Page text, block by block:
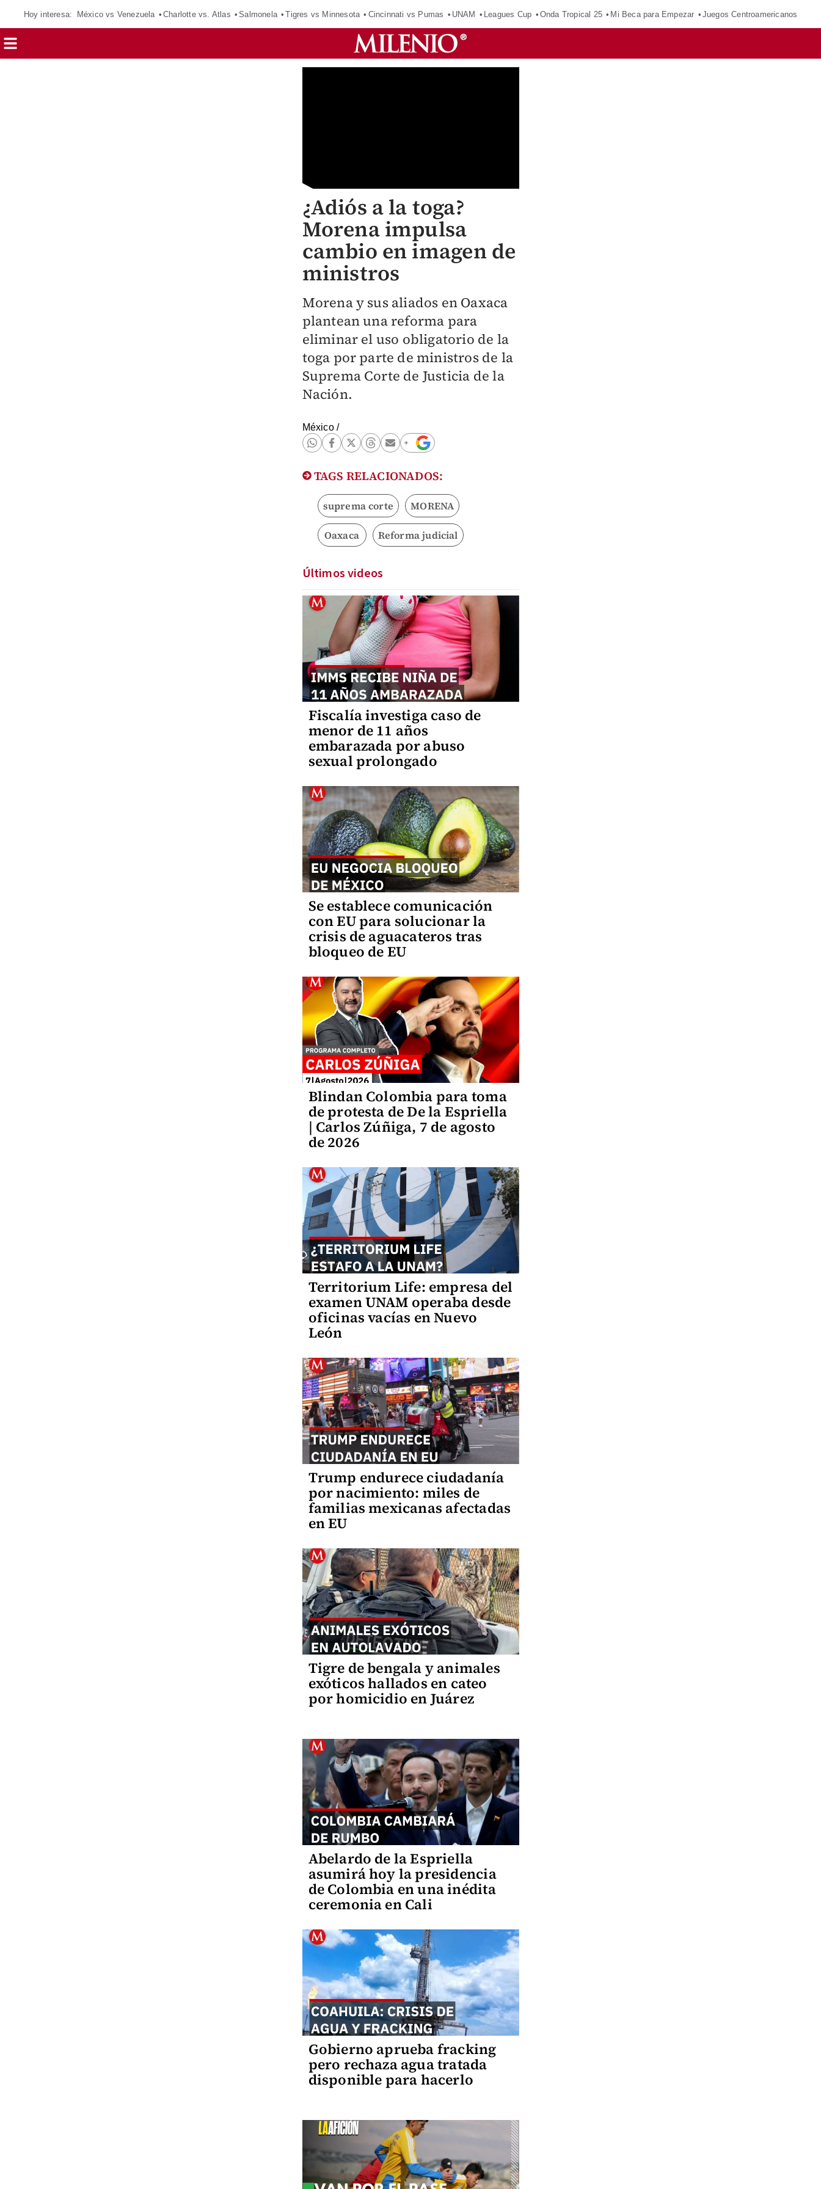
Hoy interesa: México vs Venezuela Charlotte vs. Atlas Salmonela Tigres vs Minnesota Cincinnati vs Pumas UNAM Leagues Cup Onda Tropical 25 Mi Beca para Empezar Juegos Centroamericanos
¿Adiós a la toga?
Morena impulsa
cambio en imagen de
ministros
Morena y sus aliados en Oaxaca
plantean una reforma para
eliminar el uso obligatorio de la
toga por parte de ministros de la
Suprema Corte de Justicia de la
Nación.
México/
TAGS RELACIONADOS:
suprema corte MORENA
Oaxaca Reforma judicial
Últimos videos
Fiscalía investiga caso de
menor de 11 años
embarazada por abuso
sexual prolongado
Se establece comunicación
con EU para solucionar la
crisis de aguacateros tras
bloqueo de EU
Blindan Colombia para toma
de protesta de De la Espriella
| Carlos Zúñiga, 7 de agosto
de 2026
Territorium Life: empresa del
examen UNAM operaba desde
oficinas vacías en Nuevo
León
Trump endurece ciudadanía
por nacimiento: miles de
familias mexicanas afectadas
en EU
Tigre de bengala y animales
exóticos hallados en cateo
por homicidio en Juárez
Abelardo de la Espriella
asumirá hoy la presidencia
de Colombia en una inédita
ceremonia en Cali
Gobierno aprueba fracking
pero rechaza agua tratada
disponible para hacerlo